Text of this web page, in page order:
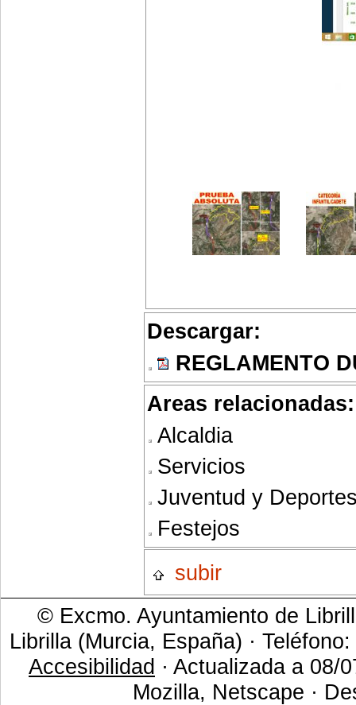
Descargar:
REGLAMENTO
Areas relacionadas:
Alcaldia
Servicios
Juventud y
Festejos
subir
© Excmo. Ayuntamiento de
Librilla (Murcia, España) ·
Accesibilidad · Actualizada a 08/
Mozilla, Netscape ·